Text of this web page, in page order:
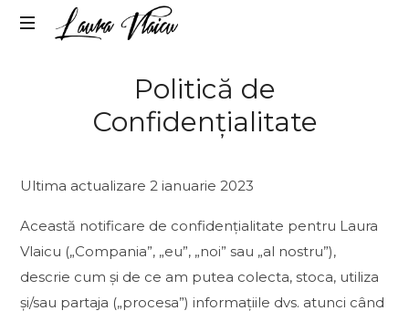
LAURA
Politică de
Confidențialitate
Ultima actualizare 2 ianuarie 2023
Această notificare de confidențialitate pentru Laura
Vlaicu („Compania”, „eu”, „noi” sau „al nostru”),
descrie cum și de ce am putea colecta, stoca, utiliza
și/sau partaja („procesa”) informațiile dvs. atunci când